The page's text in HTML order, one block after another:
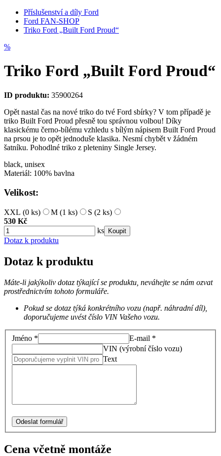
Příslušenství a díly Ford
Ford FAN-SHOP
Triko Ford „Built Ford Proud“
%
Triko Ford „Built Ford Proud“
ID produktu: 35900264
Opět nastal čas na nové triko do tvé Ford sbírky? V tom případě je
triko Built Ford Proud přesně tou správnou volbou! Díky
klasickému černo-bílému vzhledu s bílým nápisem Built Ford Proud
na prsou je to opět jednoduše klasika. Nesmí chybět v žádném
šatníku. Pohodlné triko z pleteniny Single Jersey.
black, unisex
Materiál: 100% bavlna
Velikost:
XXL (0 ks) M (1 ks) S (2 ks)
530 Kč
ks
Koupit
Dotaz k produktu
Dotaz k produktu
Máte-li jakýkoliv dotaz týkající se produktu, neváhejte se nám ozvat
prostřednictvím tohoto formuláře.
Pokud se dotaz týká konkrétního vozu (např. náhradní díl),
doporučujeme uvést číslo VIN Vašeho vozu.
Jméno *
E-mail *
VIN (výrobní číslo vozu)
Text
Odeslat formulář
Cena včetně montáže